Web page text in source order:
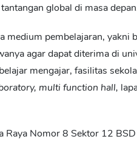
global di masa
medium pembelajaran, yakni
agar dapat diterima di
mengajar, fasilitas
multi function hall,
Raya Nomor 8 Sektor 12